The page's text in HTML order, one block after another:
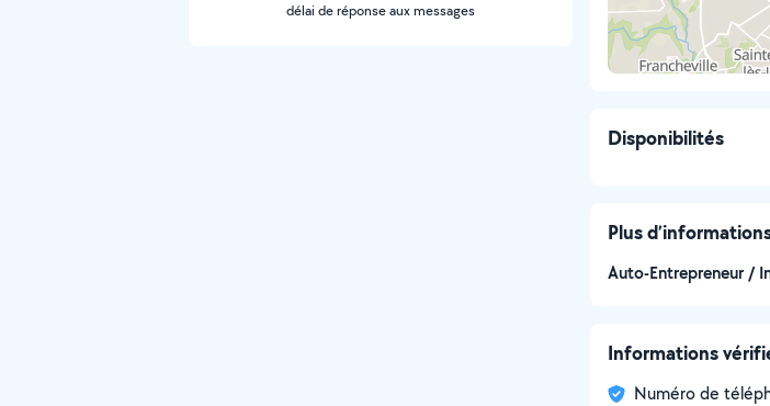
délai de réponse aux messages
Disponibilités
Plus
Auto-Entrepreneur /
Informations
Numéro de